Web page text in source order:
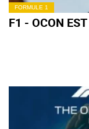
FORMULE 1
F1 - OCON